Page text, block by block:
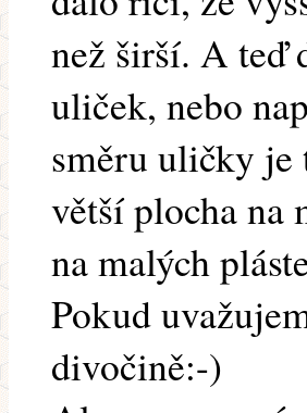
než širší. A teď
uliček, nebo
směru uličky je
větší plocha na
na malých
Pokud
divočině:-)